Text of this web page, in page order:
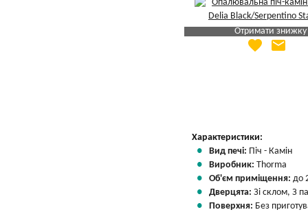
Отримати знижку
Яка Ваша ціна
favorite email
Характеристики:
Вид печі: Піч - Камін
Виробник: Thorma
Об'єм приміщення: до
Дверцята: Зі склом, З
Поверхня: Без